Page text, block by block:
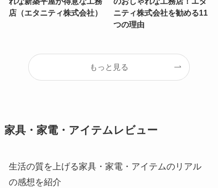
店（エタニティ株式会社）
ニティ株式会社を勧める11
つの理由
もっと見る
家具・家電・アイテムレビュー
生活の質を上げる家具・家電・アイテムのリアル
の感想を紹介